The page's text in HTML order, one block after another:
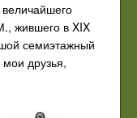
жившего в XIX
семиэтажный
друзья,